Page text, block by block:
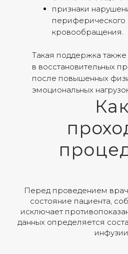
признаки
периферического
кровообращения.
Такая поддержка также
в восстановительных
после повышенных
эмоциональных
Как
Перед проведением
состояние пациента,
исключает
данных определяется